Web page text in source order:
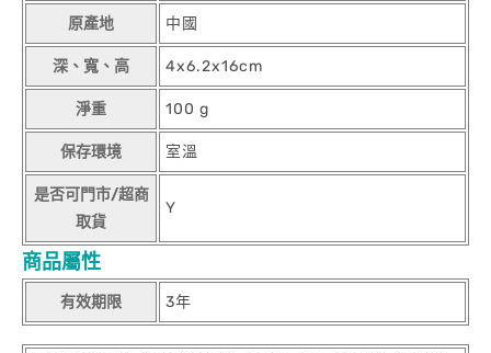
原產地 中國
深、寬、高 4x6.2x16cm
淨重 100 g
保存環境 室溫
是否可門市/超商
取貨
Y
商品屬性
有效期限 3年